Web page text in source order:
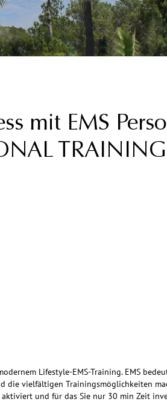
mit EMS
Lifestyle-EMS-Training. EMS
die vielfältigen Trainingsmöglichkeiten
und für das Sie nur 30 min Zeit